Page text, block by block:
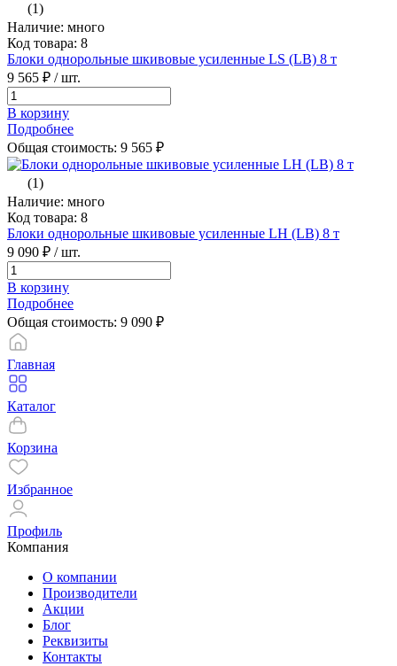
(1)
Наличие: много
Код товара: 8
Блоки однорольные шкивовые усиленные LS (LB) 8 т
9 565 ₽ / шт.
В корзину
Подробнее
Общая стоимость: 9 565 ₽
(1)
Наличие: много
Код товара: 8
Блоки однорольные шкивовые усиленные LH (LB) 8 т
9 090 ₽ / шт.
В корзину
Подробнее
Общая стоимость: 9 090 ₽
Главная
Каталог
Корзина
Избранное
Профиль
Компания
О компании
Производители
Акции
Блог
Реквизиты
Контакты